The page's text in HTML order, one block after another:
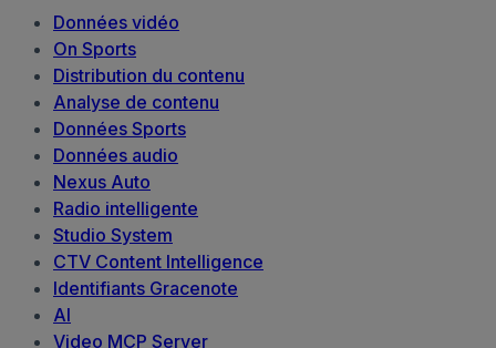
Données vidéo
On Sports
Distribution du contenu
Analyse de contenu
Données Sports
Données audio
Nexus Auto
Radio intelligente
Studio System
CTV Content Intelligence
Identifiants Gracenote
AI
Video MCP Server